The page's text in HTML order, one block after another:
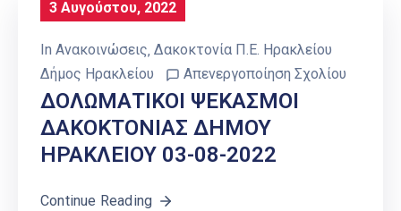
3 Αυγούστου, 2022
In Ανακοινώσεις‚ Δακοκτονία Π.Ε. Ηρακλείου
Δήμος Ηρακλείου
Απενεργοποίηση Σχολίου
ΔΟΛΩΜΑΤΙΚΟΙ ΨΕΚΑΣΜΟΙ
ΔΑΚΟΚΤΟΝΙΑΣ ΔΗΜΟΥ
ΗΡΑΚΛΕΙΟΥ 03-08-2022
Continue Reading